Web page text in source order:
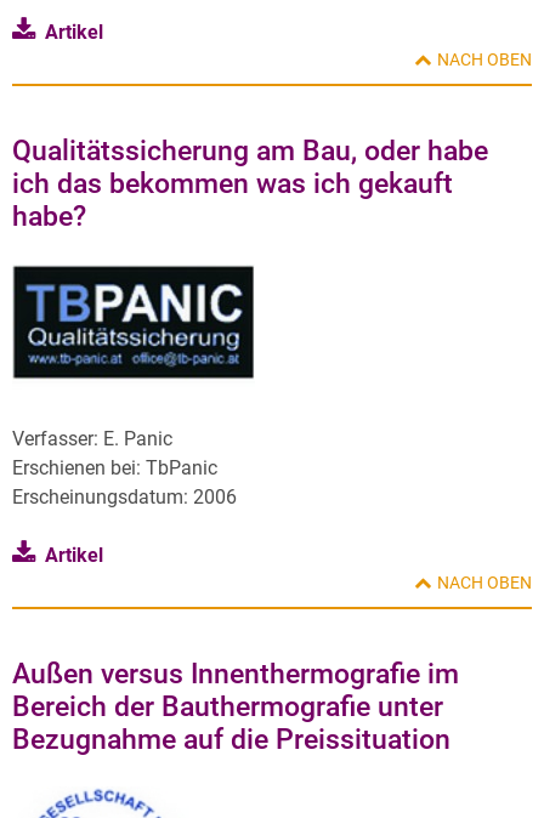
Artikel
NACH OBEN
Qualitätssicherung am Bau, oder habe
ich das bekommen was ich gekauft
habe?
Verfasser: E. Panic
Erschienen bei: TbPanic
Erscheinungsdatum: 2006
Artikel
NACH OBEN
Außen versus Innenthermografie im
Bereich der Bauthermografie unter
Bezugnahme auf die Preissituation